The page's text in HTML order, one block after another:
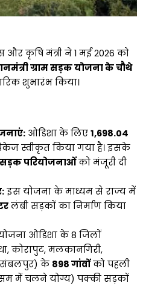
और कृषि मंत्री ने 1 मई 2026 को
ग्राम सड़क योजना के चौथे
शुभारंभ किया।
ओडिशा के लिए 1,698.04
स्वीकृत किया गया है। इसके
परियोजनाओंको मंजूरी दी
इस योजना के माध्यम से राज्य में
लंबी सड़कों का निर्माण किया
ओडिशा के 8 जिलों
कोरापुट, मलकानगिरी,
संबलपुर) के 898 गांवोंको पहली
में चलने योग्य) पक्की सड़कों